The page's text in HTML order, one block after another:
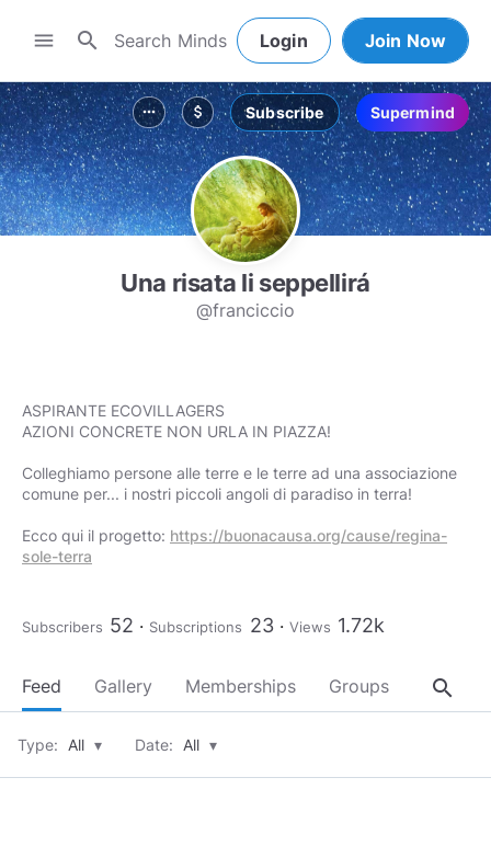
menu search Login Join Now
more_horiz attach_money Subscribe Supermind
Una risata li seppellirá
@franciccio
ASPIRANTE ECOVILLAGERS
AZIONI CONCRETE NON URLA IN PIAZZA!
Colleghiamo persone alle terre e le terre ad una associazione
comune per... i nostri piccoli angoli di paradiso in terra!
Ecco qui il progetto: https://buonacausa.org/cause/regina-
sole-terra
Subscribers 52 Subscriptions 23 Views 1.72k
Feed Gallery Memberships Groups About
search
Type: All ▾ Date: All ▾